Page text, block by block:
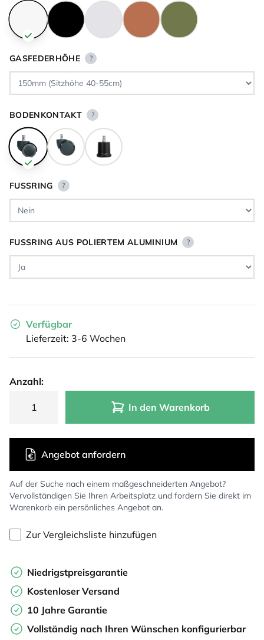
GASFEDERHÖHE ?
BODENKONTAKT ?
FUSSRING ?
FUSSRING AUS POLIERTEM ALUMINIUM ?
Verfügbar
Lieferzeit: 3-6 Wochen
Anzahl:
In den Warenkorb
Auf der Suche nach einem maßgeschneiderten Angebot?
Vervollständigen Sie Ihren Arbeitsplatz und fordern Sie direkt im
Warenkorb ein persönliches Angebot an.
Angebot anfordern
Zur Vergleichsliste hinzufügen
Niedrigstpreisgarantie
Kostenloser Versand
10 Jahre Garantie
Vollständig nach Ihren Wünschen konfigurierbar